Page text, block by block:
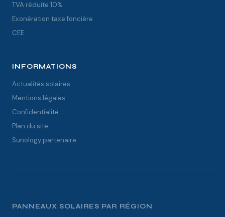
TVA réduite 10%
Exonération taxe foncière
CEE
INFORMATIONS
Actualités solaires
Mentions légales
Confidentialité
Plan du site
Sunology partenaire
PANNEAUX SOLAIRES PAR RÉGION